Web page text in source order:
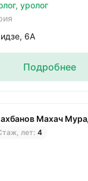
уролог
6А
Подробнее
Махач
лет: 4